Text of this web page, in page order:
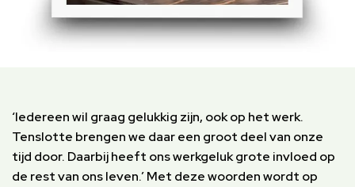
‘Iedereen wil graag gelukkig zijn, ook op het werk.
Tenslotte brengen we daar een groot deel van onze
tijd door. Daarbij heeft ons werkgeluk grote invloed op
de rest van ons leven.’ Met deze woorden wordt op